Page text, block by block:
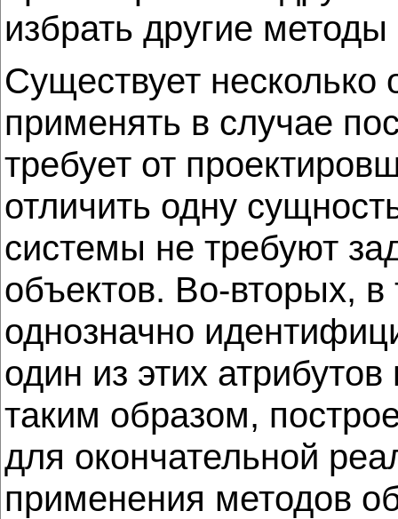
избрать другие
Существует
применять в случае
требует от
отличить одну
системы не требуют
объектов. Во-вторых, в
однозначно
один из этих
таким образом,
для окончательной
применения методов